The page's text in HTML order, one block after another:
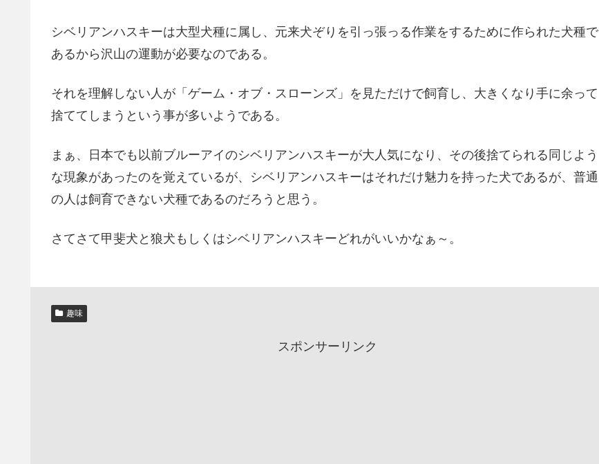
シベリアンハスキーは大型犬種に属し、元来犬ぞりを引っ張っる作業をするために作られた犬種で
あるから沢山の運動が必要なのである。
それを理解しない人が「ゲーム・オブ・スローンズ」を見ただけで飼育し、大きくなり手に余って
捨ててしまうという事が多いようである。
まぁ、日本でも以前ブルーアイのシベリアンハスキーが大人気になり、その後捨てられる同じよう
な現象があったのを覚えているが、シベリアンハスキーはそれだけ魅力を持った犬であるが、普通
の人は飼育できない犬種であるのだろうと思う。
さてさて甲斐犬と狼犬もしくはシベリアンハスキーどれがいいかなぁ～。
趣味
スポンサーリンク